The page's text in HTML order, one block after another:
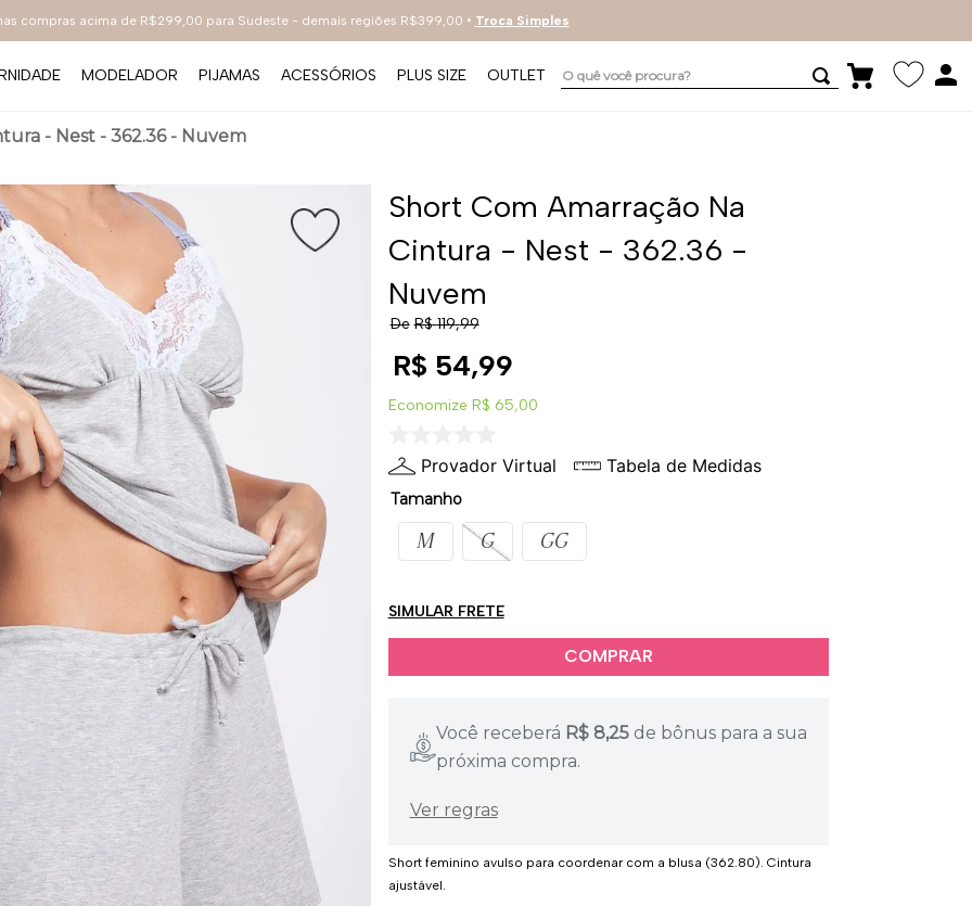
compras acima de R$299,00 para Sudeste - demais regiões R$399,00 • Troca Simples
MODELADOR PIJAMAS ACESSÓRIOS PLUS SIZE OUTLET O quê você procura?
- Nest - 362.36 - Nuvem
Short Com Amarração Na
Cintura - Nest - 362.36 -
Nuvem
De R$ 119,99
R$ 54,99
Economize R$ 65,00
Provador Virtual Tabela de Medidas
Tamanho
M G GG
SIMULAR FRETE
Você receberá R$ 8,25 de bônus para a sua
próxima compra.
Ver regras
Short feminino avulso para coordenar com a blusa (362.80). Cintura
ajustável.
º everyday
arco
4º renda
5º preto
6 º tecno
7º bestbra
8º hot pants